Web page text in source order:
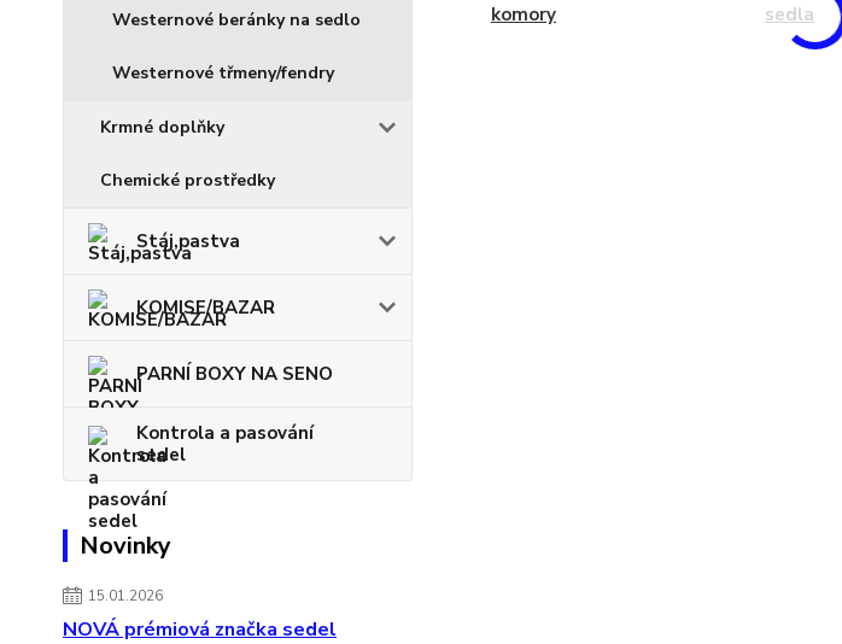
Westernové beránky na sedlo
Westernové třmeny/fendry
Krmné doplňky
Chemické prostředky
Stáj,pastva
KOMISE/BAZAR
PARNÍ BOXY NA SENO
Kontrola a pasování
sedel
Novinky
15.01.2026
NOVÁ prémiová značka sedel
komory
sedla